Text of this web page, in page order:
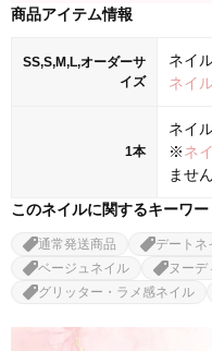
商品アイテム情報
SS,S,M,L,オーダーサ
イズ
ネイ
ネイ
1本
ネイ
※ネ
ません
このネイルに関するキーワー
通常発送商品 デートネ
ベージュネイル
ヌー
グリッター・ラメ感ネイル